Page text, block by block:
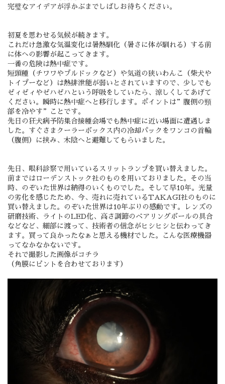
完璧なアイデアが浮かぶまでしばしお待ちください。
初夏を思わせる気候が続きます。
これだけ急激な気温変化は暑熱馴化（暑さに体が馴れる）する前
に体への影響が起こってきます。
一番の危険は熱中症です。
短頭種（チワワやブルドックなど）や気道の狭いわんこ（柴犬や
トイプーなど）は熱排泄能が弱いとされていますので、少しでも
ゼィゼィやゼハゼハという呼吸をしていたら、涼しくしてあげて
ください。瞬時に熱中症へと移行します。ポイントは”腹側の頸
部を冷やす”ことです。
先日の狂犬病予防集合接種会場でも熱中症に近い場面に遭遇しま
した。すぐさまクーラーボックス内の冷却パックをワンコの首輪
（腹側）に挟み、木陰へと避難してもらいました。
先日、眼科診察で用いているスリットランプを買い替えました。
前まではローデンストック社のものを用いておりました。その当
時、のぞいた世界は納得のいくものでした。そして早10年。光量
の劣化を感じたため、今、売れに売れているTAKAGI社のものに
買い替えました。のぞいた世界は10年ぶりの感動です。レンズの
研磨技術、ライトのLED化、高さ調節のベアリングボールの具合
などなど、細部に渡って、技術者の信念がヒシヒシと伝わってき
ます。買って良かったなぁと思える機材でした。こんな医療機器
ってなかなかないです。
それで撮影した画像がコチラ
（角膜にピントを合わせております）